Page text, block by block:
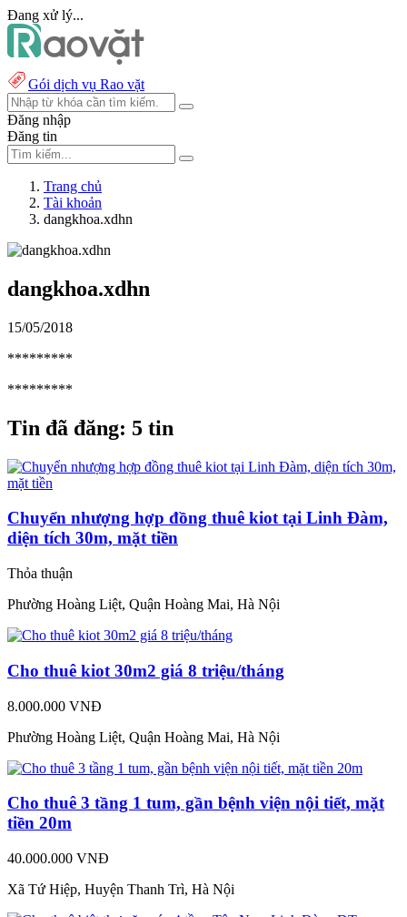
Đang xử lý...
Gói dịch vụ Rao vặt
Đăng nhập
Đăng tin
Trang chủ
Tài khoản
dangkhoa.xdhn
dangkhoa.xdhn
15/05/2018
*********
*********
Tin đã đăng: 5 tin
Chuyển nhượng hợp đồng thuê kiot tại Linh Đàm,
diện tích 30m, mặt tiền
Thỏa thuận
Phường Hoàng Liệt, Quận Hoàng Mai, Hà Nội
Cho thuê kiot 30m2 giá 8 triệu/tháng
8.000.000 VNĐ
Phường Hoàng Liệt, Quận Hoàng Mai, Hà Nội
Cho thuê 3 tầng 1 tum, gần bệnh viện nội tiết, mặt
tiền 20m
40.000.000 VNĐ
Xã Tứ Hiệp, Huyện Thanh Trì, Hà Nội